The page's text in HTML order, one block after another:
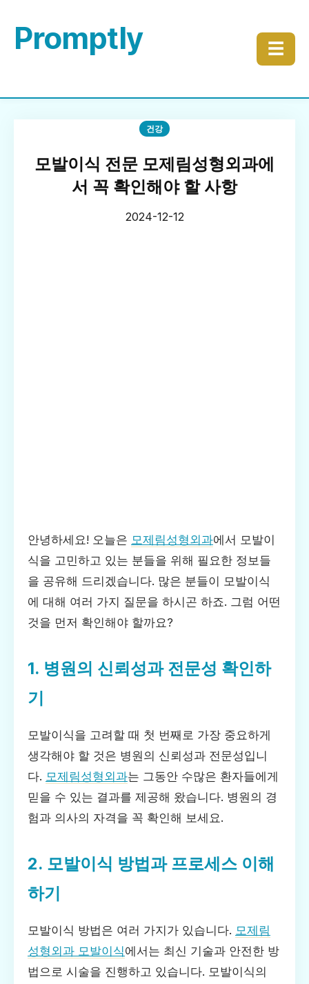
Promptly ☰
건강
모발이식 전문 모제림성형외과에
서 꼭 확인해야 할 사항
2024-12-12
안녕하세요! 오늘은 모제림성형외과에서 모발이
식을 고민하고 있는 분들을 위해 필요한 정보들
을 공유해 드리겠습니다. 많은 분들이 모발이식
에 대해 여러 가지 질문을 하시곤 하죠. 그럼 어떤
것을 먼저 확인해야 할까요?
1. 병원의 신뢰성과 전문성 확인하
기
모발이식을 고려할 때 첫 번째로 가장 중요하게
생각해야 할 것은 병원의 신뢰성과 전문성입니
다. 모제림성형외과는 그동안 수많은 환자들에게
믿을 수 있는 결과를 제공해 왔습니다. 병원의 경
험과 의사의 자격을 꼭 확인해 보세요.
2. 모발이식 방법과 프로세스 이해
하기
모발이식 방법은 여러 가지가 있습니다. 모제림
성형외과 모발이식에서는 최신 기술과 안전한 방
법으로 시술을 진행하고 있습니다. 모발이식의